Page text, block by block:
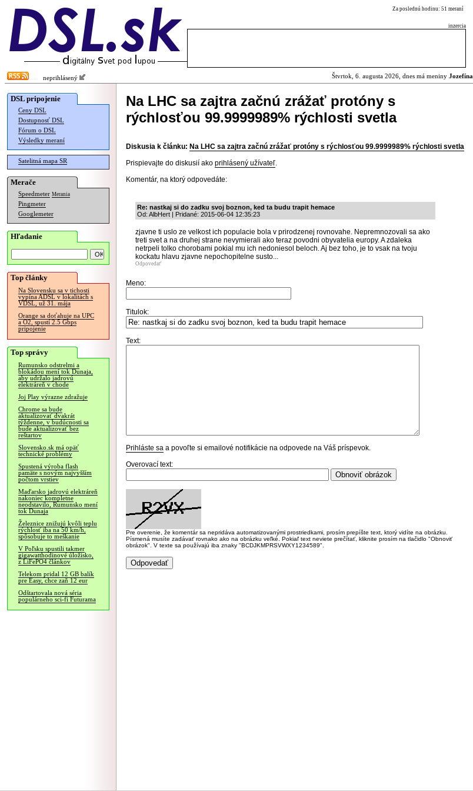
Za poslednú hodinu: 51 meraní
inzercia
neprihlásený Štvrtok, 6. augusta 2026, dnes má meniny Jozefína
DSL pripojenie
Ceny DSL
Dostupnosť DSL
Fórum o DSL
Výsledky meraní
Satelitná mapa SR
Merače
Speedmeter Merania
Pingmeter
Googlemeter
Hľadanie
Top články
Na Slovensku sa v tichosti
vypína ADSL v lokalitách s
VDSL, už 31. mája
Orange sa doťahuje na UPC
a O2, spustí 2.5 Gbps
pripojenie
Top správy
Rumunsko odstrelmi a
blokádou mení tok Dunaja,
aby udržalo jadrovú
elektráreň v chode
Joj Play výrazne zdražuje
Chrome sa bude
aktualizovať dvakrát
týždenne, v budúcnosti sa
bude aktualizovať bez
reštartov
Slovensko.sk má opäť
technické problémy
Spustená výroba flash
pamäte s novým najvyšším
počtom vrstiev
Maďarsko jadrovú elektráreň
nakoniec kompletne
neodstavilo, Rumunsko mení
tok Dunaja
Železnice znižujú kvôli teplu
rýchlosť iba na 50 km/h,
spôsobuje to meškanie
V Poľsku spustili takmer
gigawatthodinové úložisko,
z LiFePO4 článkov
Telekom pridal 12 GB balík
pre Easy, chce zaň 12 eur
Odštartovala nová séria
populárneho sci-fi Futurama
Na LHC sa zajtra začnú zrážať protóny s
rýchlosťou 99.9999989% rýchlosti svetla
Diskusia k článku: Na LHC sa zajtra začnú zrážať protóny s rýchlosťou 99.9999989% rýchlosti svetla
Prispievajte do diskusií ako prihlásený užívateľ.
Komentár, na ktorý odpovedáte:
Re: nastkaj si do zadku svoj boznon, ked ta budu trapit hemace
Od: AlbHert | Pridané: 2015-06-04 12:35:23
zjavne ti uslo ze velkost ich populacie bola v prirodzenej rovnovahe. Nepremnozovali sa ako
treti svet a na druhej strane nevymierali ako teraz povodni obyvatelia europy. A zdaleka
netrpeli tolko chorobami pokial mu ich nedoniesol beloch. Aj bez toho, je to vsak na tvoju
kockatu hlavu zjavne nepochopitelne susto...
Odpovedať
Meno:
Titulok:
Text:
Prihláste sa a povoľte si emailové notifikácie na odpovede na Váš príspevok.
Overovací text:
Pre overenie, že komentár sa nepridáva automatizovanými prostriedkami, prosím prepíšte text, ktorý vidíte na obrázku.
Písmená musíte zadávať rovnako ako na obrázku veľké. Pokiaľ text neviete prečítať, kliknite prosím na tlačidlo "Obnoviť
obrázok". V texte sa používajú iba znaky "BCDJKMPRSVWXY1234589".